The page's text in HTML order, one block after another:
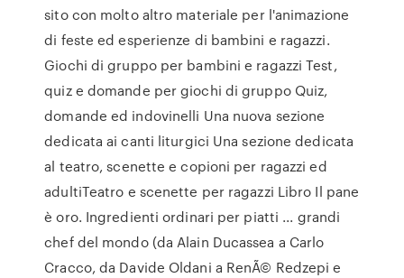
sito con molto altro materiale per l'animazione
di feste ed esperienze di bambini e ragazzi.
Giochi di gruppo per bambini e ragazzi Test,
quiz e domande per giochi di gruppo Quiz,
domande ed indovinelli Una nuova sezione
dedicata ai canti liturgici Una sezione dedicata
al teatro, scenette e copioni per ragazzi ed
adultiTeatro e scenette per ragazzi Libro Il pane
è oro. Ingredienti ordinari per piatti ... grandi
chef del mondo (da Alain Ducassea a Carlo
Cracco, da Davide Oldani a RenÃ© Redzepi e